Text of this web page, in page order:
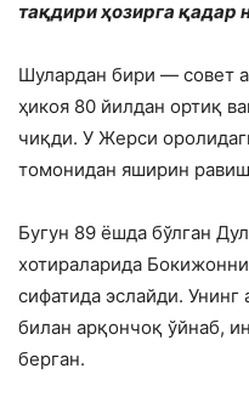
тақдири ҳозирга
Шулардан бири — совет
ҳикоя 80 йилдан ортиқ
чиқди. У Жерси
томонидан яширин
Бугун 89 ёшда бўлган
хотираларида
сифатида эслайди. Унинг
билан арқончоқ ўйнаб,
берган.